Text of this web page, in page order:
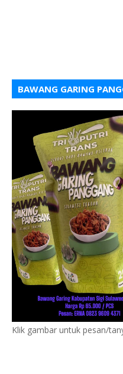
BAWANG GARING
Klik gambar untuk pesan/